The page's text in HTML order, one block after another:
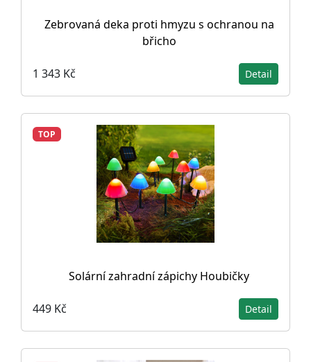
Zebrovaná deka proti hmyzu s ochranou na
břicho
1 343 Kč Detail
TOP
Solární zahradní zápichy Houbičky
449 Kč Detail